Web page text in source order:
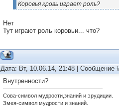
Коровья кровь играет роль?
Нет
Тут играют роль коровьи... что?
Дата: Вт, 10.06.14, 21:48 | Сообщение
Внутренности?
Сова-символ мудрости,знаний и эрудиции.
Змея-символ мудрости и знаний.